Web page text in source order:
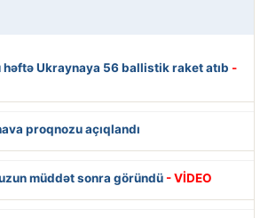
həftə Ukraynaya 56 ballistik raket atıb -
proqnozu açıqlandı
müddət sonra göründü - VİDEO